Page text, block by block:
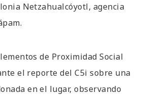
Netzahualcóyotl, agencia
de Proximidad Social
el reporte del C5i sobre una
en el lugar, observando